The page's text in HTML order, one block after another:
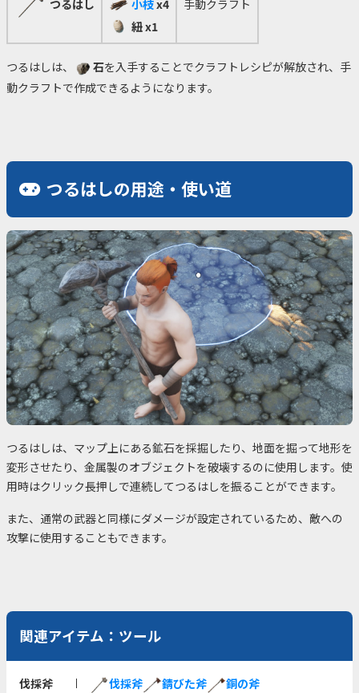
つるはし 小枝x4
紐x1
手動クラフト
つるはしは、 石を入手することでクラフトレシピが解放され、手
動クラフトで作成できるようになります。
つるはしの用途・使い道
つるはしは、マップ上にある鉱石を採掘したり、地面を掘って地形を
変形させたり、金属製のオブジェクトを破壊するのに使用します。使
用時はクリック長押しで連続してつるはしを振ることができます。
また、通常の武器と同様にダメージが設定されているため、敵への
攻撃に使用することもできます。
関連アイテム：ツール
伐採斧 伐採斧 錆びた斧
銅の斧